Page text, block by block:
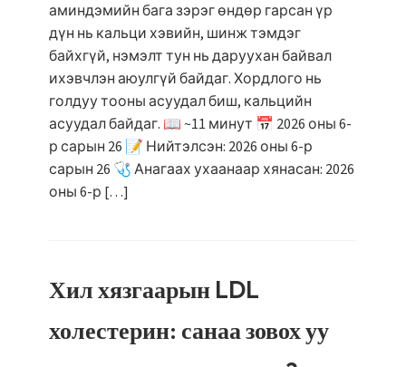
аминдэмийн бага зэрэг өндөр гарсан үр
дүн нь кальци хэвийн, шинж тэмдэг
байхгүй, нэмэлт тун нь даруухан байвал
ихэвчлэн аюулгүй байдаг. Хордлого нь
голдуу тооны асуудал биш, кальцийн
асуудал байдаг. 📖 ~11 минут 📅 2026 оны 6-
р сарын 26 📝 Нийтэлсэн: 2026 оны 6-р
сарын 26 🩺 Анагаах ухаанаар хянасан: 2026
оны 6-р […]
Хил хязгаарын LDL
холестерин: санаа зовох уу